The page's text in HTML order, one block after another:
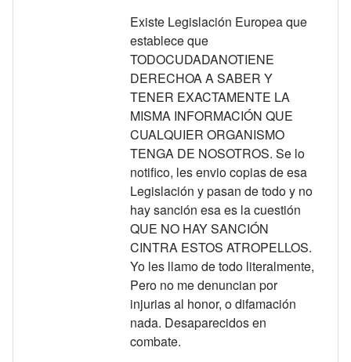
Existe Legislación Europea que
establece que
TODOCUDADANOTIENE
DERECHOA A SABER Y
TENER EXACTAMENTE LA
MISMA INFORMACIÓN QUE
CUALQUIER ORGANISMO
TENGA DE NOSOTROS. Se lo
notifico, les envio copias de esa
Legislación y pasan de todo y no
hay sanción esa es la cuestión
QUE NO HAY SANCIÓN
CINTRA ESTOS ATROPELLOS.
Yo les llamo de todo literalmente,
Pero no me denuncian por
injurias al honor, o difamación
nada. Desaparecidos en
combate.